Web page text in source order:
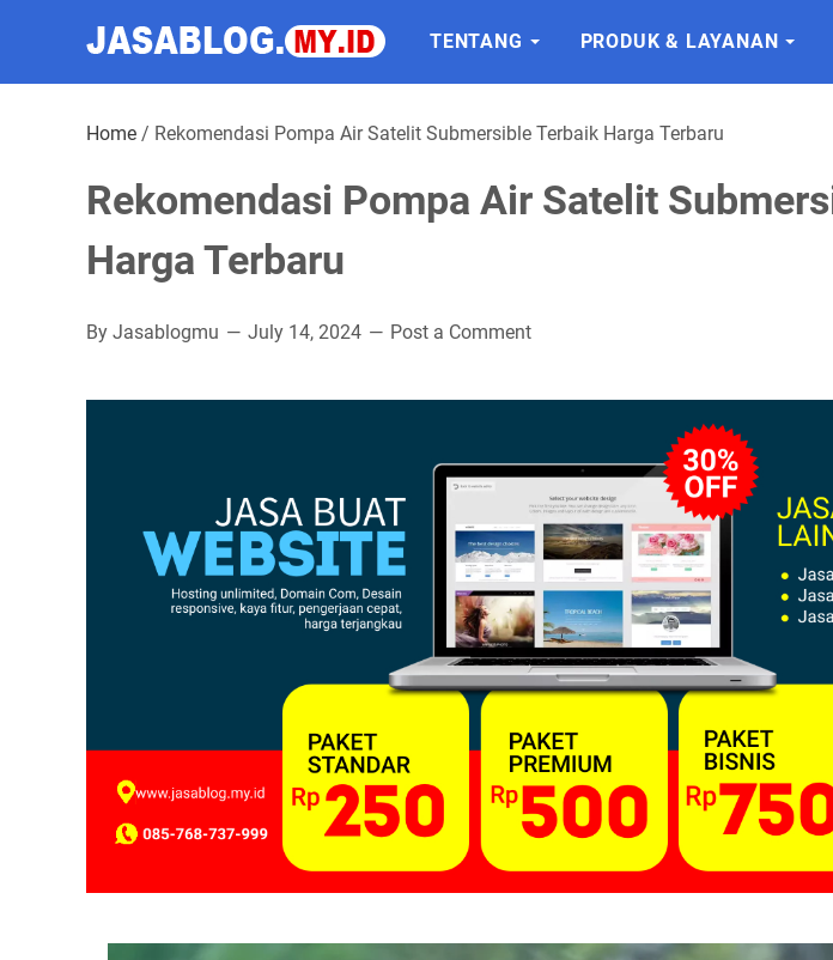
TENTANG PRODUK & LAYANAN
Home / Rekomendasi Pompa Air Satelit Submersible Terbaik Harga Terbaru
Rekomendasi Pompa Air Satelit
Harga Terbaru
By Jasablogmu July 14, 2024 Post a Comment